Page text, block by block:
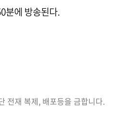
분에 방송된다.
전재 복제, 배포등을 금합니다.